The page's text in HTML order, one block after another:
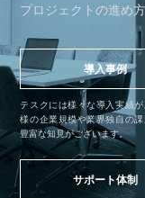
プロジェクトの進め
導入事例
テスクには様々な導入実績
様の企業規模や業界独自の
豊富な知見がございます。
サポート体制